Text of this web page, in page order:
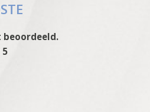
beoordeeld.
5